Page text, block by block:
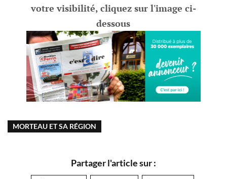
votre visibilité, cliquez sur l'image ci-
dessous
MORTEAU ET SA RÉGION
Partager l'article sur :